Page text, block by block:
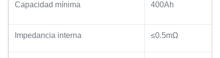
Capacidad mínima 400Ah
Impedancia interna ≤0.5mΩ